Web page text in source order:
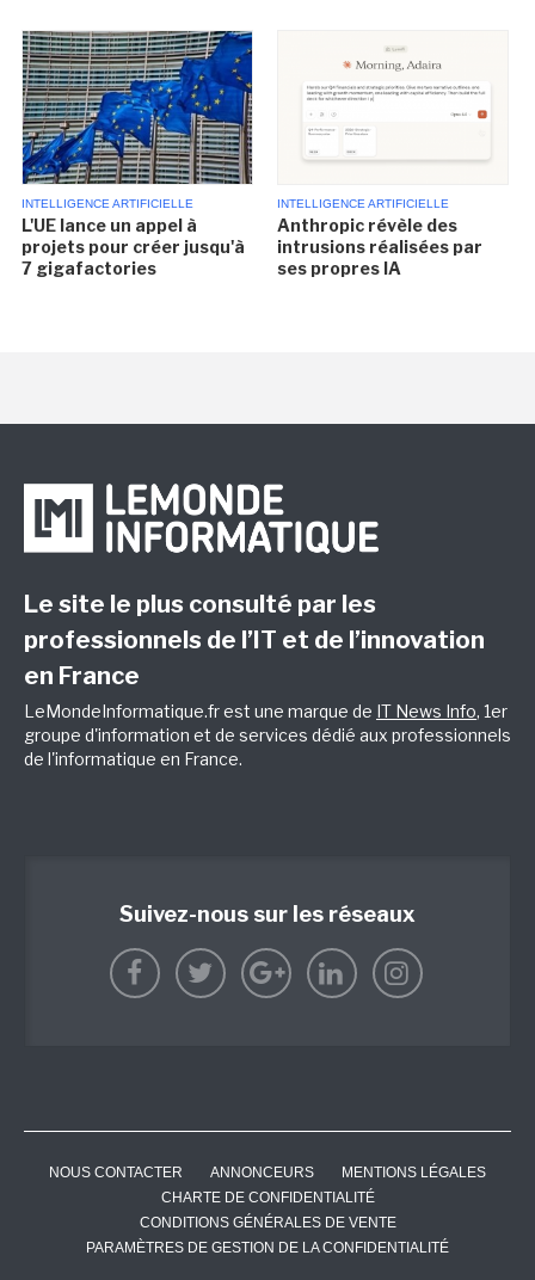
INTELLIGENCE ARTIFICIELLE
L'UE lance un appel à
projets pour créer jusqu'à
7 gigafactories
INTELLIGENCE ARTIFICIELLE
Anthropic révèle des
intrusions réalisées par
ses propres IA
Le site le plus consulté par les
professionnels de l’IT et de l’innovation
en France
LeMondeInformatique.fr est une marque de IT News Info, 1er
groupe d'information et de services dédié aux professionnels
de l'informatique en France.
Suivez-nous sur les réseaux
NOUS CONTACTER ANNONCEURS
MENTIONS LÉGALES
CHARTE DE CONFIDENTIALITÉ
CONDITIONS GÉNÉRALES DE VENTE
PARAMÈTRES DE GESTION DE LA CONFIDENTIALITÉ